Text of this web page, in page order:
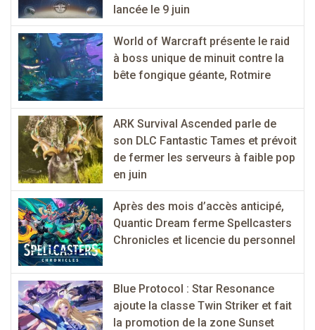
lancée le 9 juin
World of Warcraft présente le raid
à boss unique de minuit contre la
bête fongique géante, Rotmire
ARK Survival Ascended parle de
son DLC Fantastic Tames et prévoit
de fermer les serveurs à faible pop
en juin
Après des mois d’accès anticipé,
Quantic Dream ferme Spellcasters
Chronicles et licencie du personnel
Blue Protocol : Star Resonance
ajoute la classe Twin Striker et fait
la promotion de la zone Sunset